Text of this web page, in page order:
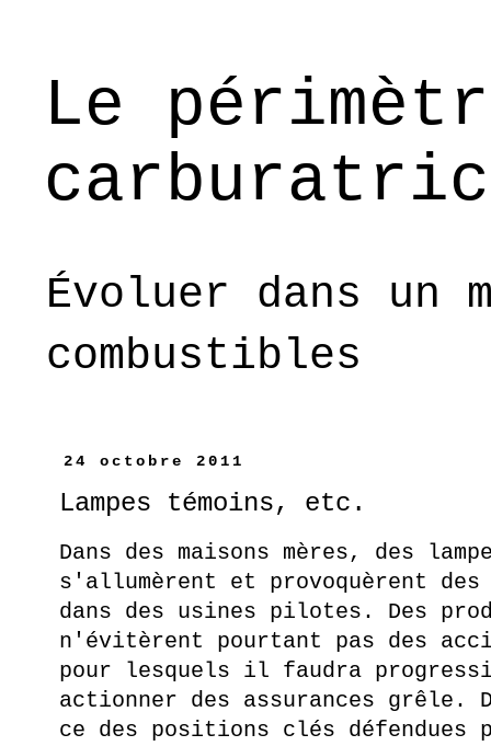
Le
Évoluer dans un
combustibles
24 octobre 2011
Lampes témoins, etc.
Dans des maisons mères, des
s'allumèrent et provoquèrent
dans des usines pilotes. Des
n'évitèrent pourtant pas des
pour lesquels il faudra
actionner des assurances grêle.
ce des positions clés défendues